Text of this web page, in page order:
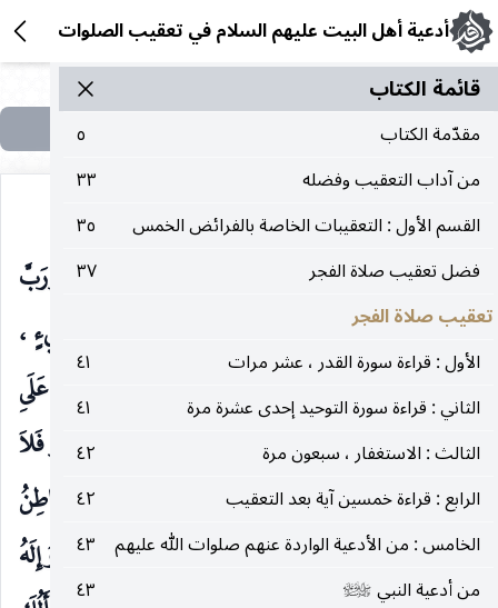
أدعية أهل البيت عليهم السلام في تعقيب الصلوات
قائمة الکتاب
مقدّمة الكتاب
٥
من آداب التعقيب وفضله
٣٣
القسم الأول : التعقيبات الخاصة بالفرائض الخمس
٣٥
فضل تعقيب صلاة الفجر
٣٧
تعقيب صلاة الفجر
الأول : قراءة سورة القدر ، عشر مرات
٤١
الثاني : قراءة سورة التوحيد إحدى عشرة مرة
٤١
الثالث : الاستغفار ، سبعون مرة
٤٢
الرابع : قراءة خمسين آية بعد التعقيب
٤٢
الخامس : من الأدعية الواردة عنهم صلوات الله عليهم ٤٣
من أدعية النبي صلى‌الله‌عليه‌وآله‌وسلم
٤٣
السَّبْعِ وَمَا أَقَلَّتْ ، وَرَبَّ الشَّيَاطِيْنِ وَمَا أَضَلَّتْ ، وَرَبَّ
الرِّيَاحِ وَمَا ذَرَتْ ، اللَّهُمَّ رَبِّ كُلِّ شَيءٍ ، وَإِلَهَ كُلِّ شَيءٍ ،
وَخَالِقَ كُلِّ شَيءٍ ، وَمَلِيْكَ كُلِّ شَيءٍ ، أَنْتَ اللهُ المُقْتَدِرُ عَلَىِ
كُلِّ شَيءٍ ، أَنْتَ اللهُ الأَولُ فَلاَ شَيءَ قَبْلَكَ ، وَأَنْتَ الآخِرُ فَلاَ
شَيءَ بَعْدَكَ ، وَأَنْتَ الظَّاهِرُ فَلاَ شَيءَ فَوْقَكَ ، وَأَنْتَ الْبَاطِنُ
فَلاَ شَيءَ دُوْنَكَ ، وَرَبُّ جَبْرَئِيلَ وَمِيْكَائِيْلَ وَإسْرَافِيْلَ ، وَإِلَهُ